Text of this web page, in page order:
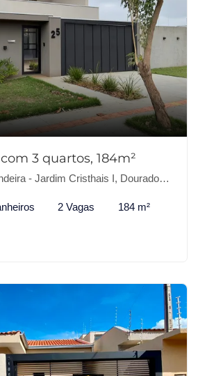
3 quartos, 184m²
- Jardim Cristhais I, Dourados-MS
2 Vagas 184 m²